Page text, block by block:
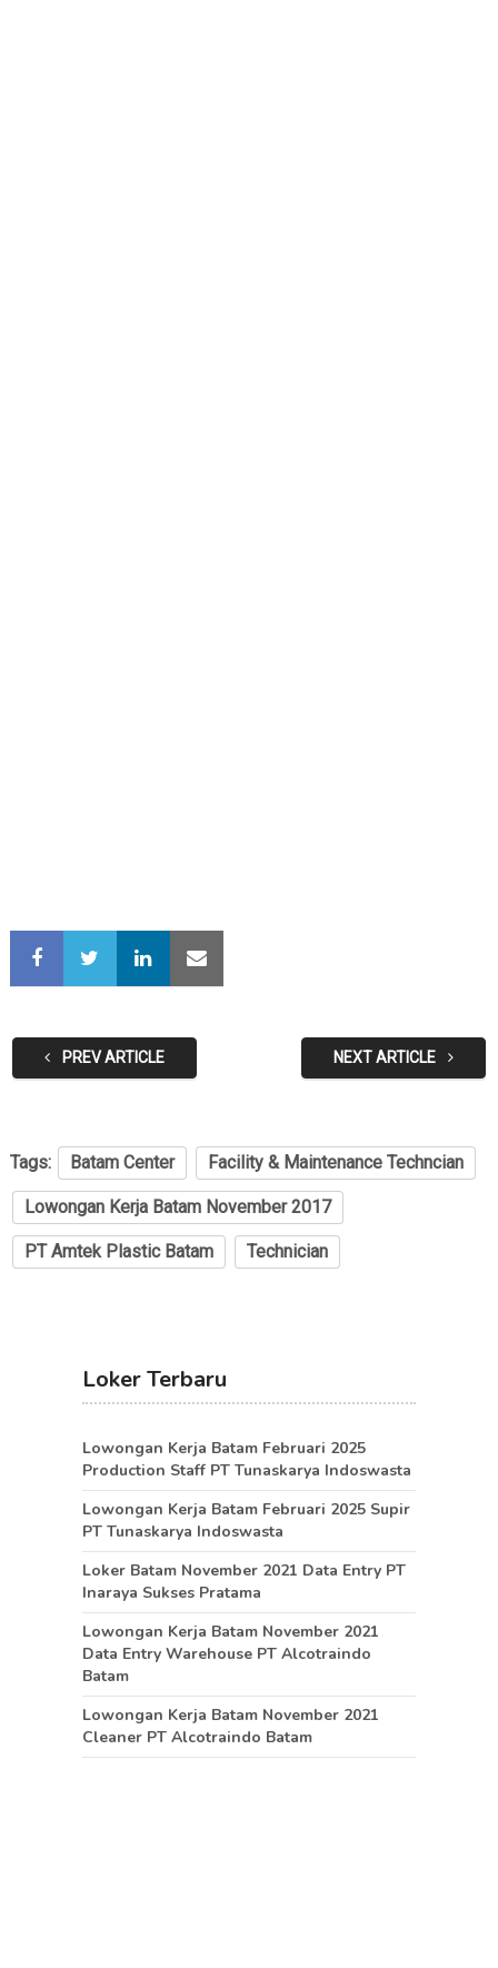
PREV ARTICLE NEXT ARTICLE
Tags: Batam Center Facility & Maintenance Techncian
Lowongan Kerja Batam November 2017
PT Amtek Plastic Batam Technician
Loker Terbaru
Lowongan Kerja Batam Februari 2025
Production Staff PT Tunaskarya Indoswasta
Lowongan Kerja Batam Februari 2025 Supir
PT Tunaskarya Indoswasta
Loker Batam November 2021 Data Entry PT
Inaraya Sukses Pratama
Lowongan Kerja Batam November 2021
Data Entry Warehouse PT Alcotraindo
Batam
Lowongan Kerja Batam November 2021
Cleaner PT Alcotraindo Batam